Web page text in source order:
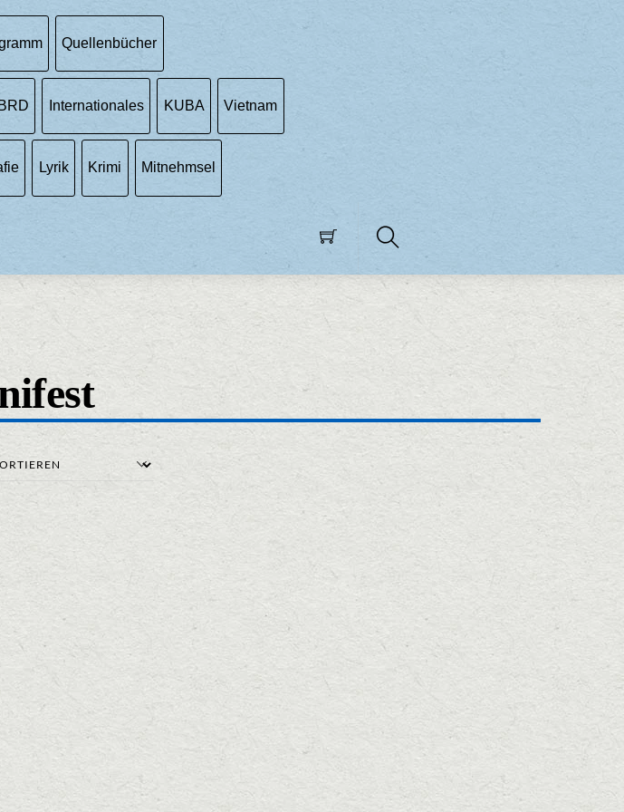
Search
Quellenbücher
BRD Internationales KUBA Vietnam
Lyrik Krimi Mitnehmsel